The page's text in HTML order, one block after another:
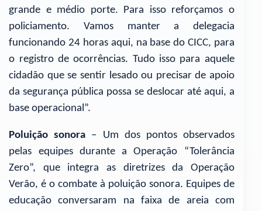
grande e médio porte. Para isso reforçamos o
policiamento. Vamos manter a delegacia
funcionando 24 horas aqui, na base do CICC, para
o registro de ocorrências. Tudo isso para aquele
cidadão que se sentir lesado ou precisar de apoio
da segurança pública possa se deslocar até aqui, a
base operacional”.
Poluição sonora – Um dos pontos observados
pelas equipes durante a Operação “Tolerância
Zero”, que integra as diretrizes da Operação
Verão, é o combate à poluição sonora. Equipes de
educação conversaram na faixa de areia com